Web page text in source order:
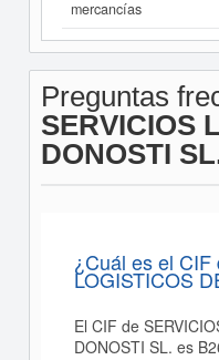
mercancías
Preguntas
SERVICIOS
DONOSTI
¿Cuál es el CIF
LOGISTICOS
El CIF de
DONOSTI SL. es